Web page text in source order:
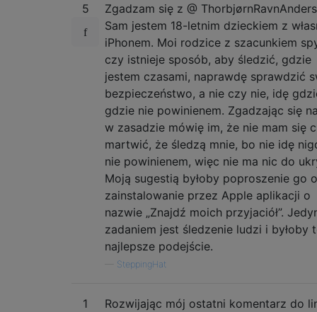
5
Zgadzam się z @
Sam jestem 18-letnim dzieckiem z
iPhonem. Moi rodzice z szacunkiem
czy istnieje sposób, aby śledzić, gdzie
jestem czasami, naprawdę sprawdzić
bezpieczeństwo, a nie czy nie, idę
gdzie nie powinienem. Zgadzając się
w zasadzie mówię im, że nie mam się
martwić, że śledzą mnie, bo nie idę
nie powinienem, więc nie ma nic do
Moją sugestią byłoby poproszenie go o
zainstalowanie przez Apple aplikacji o
nazwie „Znajdź moich przyjaciół”.
zadaniem jest śledzenie ludzi i byłoby
najlepsze podejście.
SteppingHat
1
Rozwijając mój ostatni komentarz do